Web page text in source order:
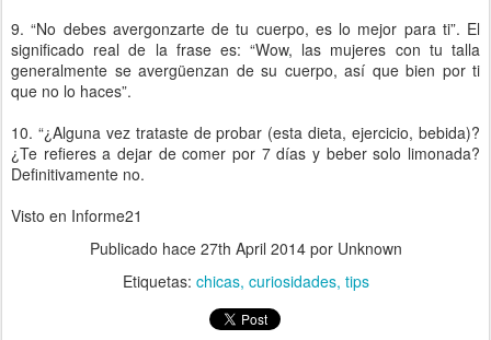
9. “No debes avergonzarte de tu cuerpo, es lo mejor para ti”. El
significado real de la frase es: “Wow, las mujeres con tu talla
generalmente se avergüenzan de su cuerpo, así que bien por ti
que no lo haces”.
10. “¿Alguna vez trataste de probar (esta dieta, ejercicio, bebida)?
¿Te refieres a dejar de comer por 7 días y beber solo limonada?
Definitivamente no.
Visto en Informe21
Publicado hace 27th April 2014por Unknown
Etiquetas: chicas curiosidades tips